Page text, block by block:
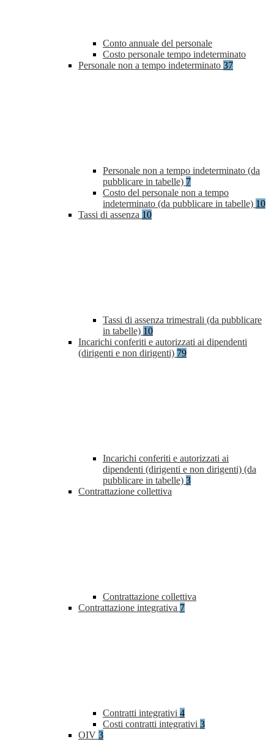
Conto annuale del personale
Costo personale tempo indeterminato
Personale non a tempo indeterminato 37
Personale non a tempo indeterminato (da
pubblicare in tabelle) 7
Costo del personale non a tempo
indeterminato (da pubblicare in tabelle) 10
Tassi di assenza 10
Tassi di assenza trimestrali (da pubblicare
in tabelle) 10
Incarichi conferiti e autorizzati ai dipendenti
(dirigenti e non dirigenti) 79
Incarichi conferiti e autorizzati ai
dipendenti (dirigenti e non dirigenti) (da
pubblicare in tabelle) 3
Contrattazione collettiva
Contrattazione collettiva
Contrattazione integrativa 7
Contratti integrativi 4
Costi contratti integrativi 3
OIV 3